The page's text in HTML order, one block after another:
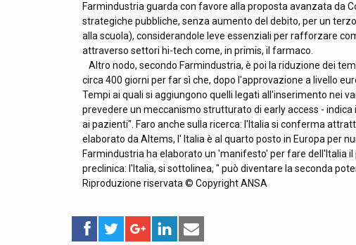
Farmindustria guarda con favore alla proposta avanzata da
strategiche pubbliche, senza aumento del debito, per un
alla scuola), considerandole leve essenziali per rafforzare
attraverso settori hi-tech come, in primis, il farmaco.
Altro nodo, secondo Farmindustria, è poi la riduzione dei
circa 400 giorni per far sì che, dopo l'approvazione a livello
Tempi ai quali si aggiungono quelli legati all'inserimento nei
prevedere un meccanismo strutturato di early access -
ai pazienti". Faro anche sulla ricerca: l'Italia si conferma
elaborato da Altems, l' Italia è al quarto posto in Europa per
Farmindustria ha elaborato un 'manifesto' per fare dell'Italia
preclinica: l'Italia, si sottolinea, " può diventare la seconda
Riproduzione riservata © Copyright ANSA